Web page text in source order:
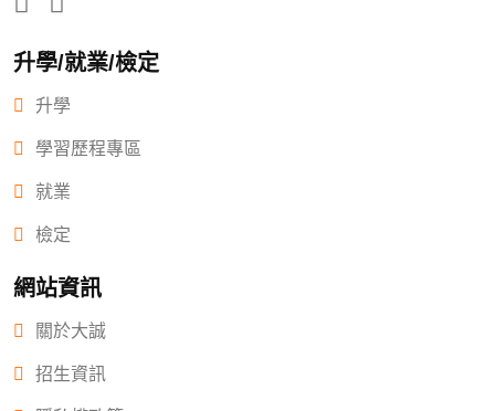
升學/就業/檢定
升學
學習歷程專區
就業
檢定
網站資訊
關於大誠
招生資訊